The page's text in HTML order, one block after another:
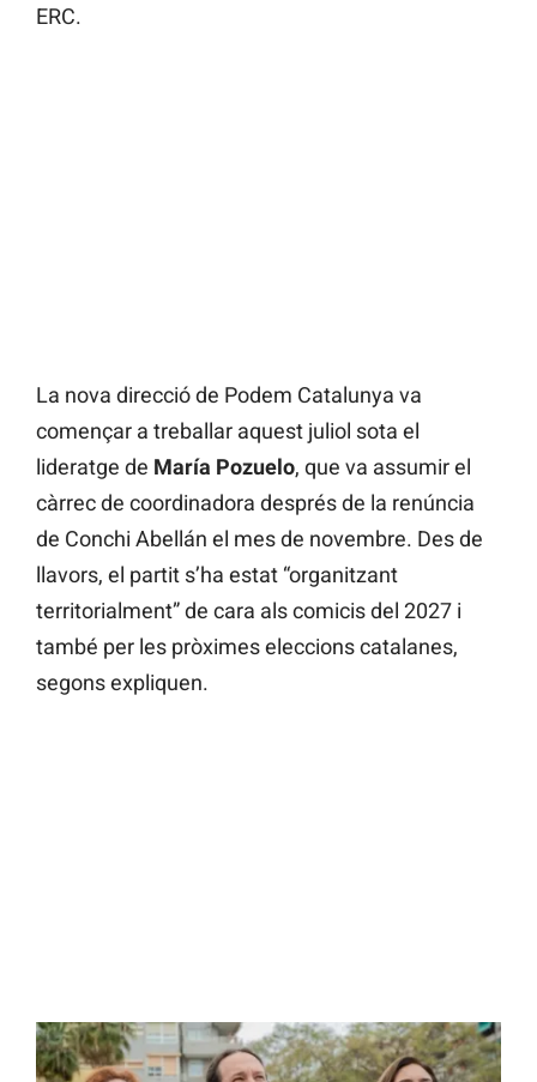
ERC.
La nova direcció de Podem Catalunya va
començar a treballar aquest juliol sota el
lideratge de María Pozuelo, que va assumir el
càrrec de coordinadora després de la renúncia
de Conchi Abellán el mes de novembre. Des de
llavors, el partit s’ha estat “organitzant
territorialment” de cara als comicis del 2027 i
també per les pròximes eleccions catalanes,
segons expliquen.